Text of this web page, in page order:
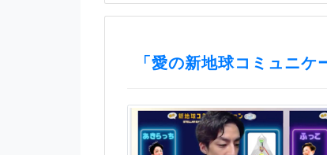
「愛の新地球コミュニ